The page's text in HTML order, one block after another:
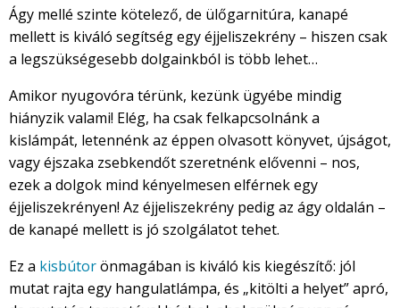
Ágy mellé szinte kötelező, de ülőgarnitúra, kanapé
mellett is kiváló segítség egy éjjeliszekrény – hiszen csak
a legszükségesebb dolgainkból is több lehet…
Amikor nyugovóra térünk, kezünk ügyébe mindig
hiányzik valami! Elég, ha csak felkapcsolnánk a
kislámpát, letennénk az éppen olvasott könyvet, újságot,
vagy éjszaka zsebkendőt szeretnénk elővenni – nos,
ezek a dolgok mind kényelmesen elférnek egy
éjjeliszekrényen! Az éjjeliszekrény pedig az ágy oldalán –
de kanapé mellett is jó szolgálatot tehet.
Ez a kisbútorönmagában is kiváló kis kiegészítő: jól
mutat rajta egy hangulatlámpa, és „kitölti a helyet” apró,